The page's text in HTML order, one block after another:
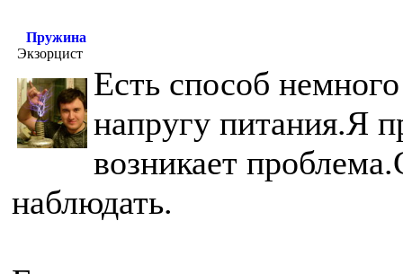
Пружина
Экзорцист
Есть способ
напругу питания.Я
возникает
наблюдать.